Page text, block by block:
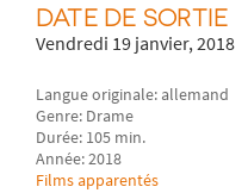
DATE DE SORTIE
Vendredi 19 janvier, 2018
Langue originale: allemand
Genre: Drame
Durée: 105 min.
Année: 2018
Films apparentés